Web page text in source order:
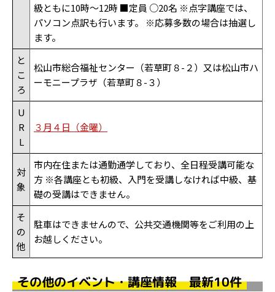
級ともに10時～12時 ■定員 ○20名 ※点字講座では、
パソコン点訳も行います。 ※応募多数の場合は抽選し
ます。
と
こ
ろ
松山市総合福祉センター（若草町８-２）又は松山市ハ
ーモニープラザ（若草町８-３）
U
R
L
３月４日（金曜）
対
象
市内在住または通勤通学しており、全日程受講可能な
方 ※各講座とも初級、入門を受講しなければ中級、基
礎の受講はできません。
そ
の
他
駐車はできませんので、公共交通機関等をご利用の上
お越しください。
その他のイベント・講座情報 最新10件